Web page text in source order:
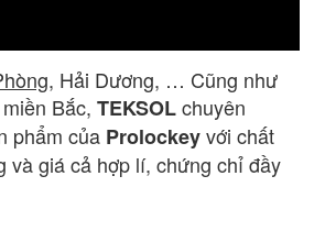
, Hải Dương, … Cũng như
Bắc, TEKSOLchuyên
phẩm của Prolockeyvới chất
và giá cả hợp lí, chứng chỉ đầy